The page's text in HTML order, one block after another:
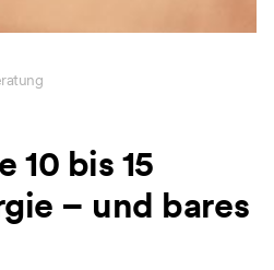
10 bis 15
– und bares